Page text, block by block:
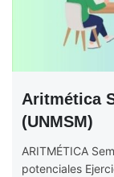
Aritmética
(UNMSM)
ARITMÉTICA
potenciales